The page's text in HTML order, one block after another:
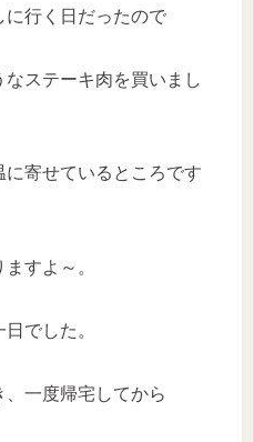
に行く日だったので
ステーキ肉を買いまし
寄せているところです
すよ～。
でした。
一度帰宅してから